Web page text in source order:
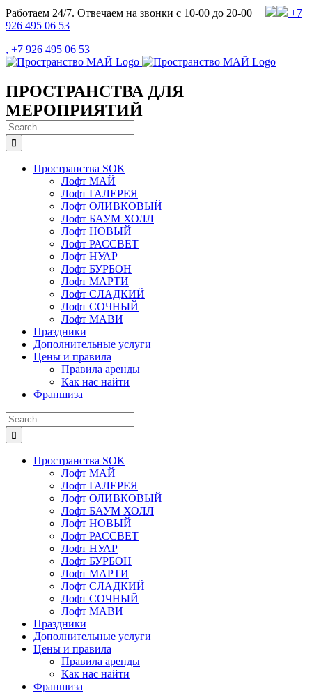
Skip
to
Работаем 24/7. Отвечаем на звонки с 10-00 до 20-00
+7
926 495 06 53
, +7 926 495 06 53
ПРОСТРАНСТВА ДЛЯ
МЕРОПРИЯТИЙ
Search
for:
Пространства SOK
Лофт МАЙ
Лофт ГАЛЕРЕЯ
Лофт ОЛИВКОВЫЙ
Лофт БАУМ ХОЛЛ
Лофт НОВЫЙ
Лофт РАССВЕТ
Лофт НУАР
Лофт БУРБОН
Лофт МАРТИ
Лофт СЛАДКИЙ
Лофт СОЧНЫЙ
Лофт МАВИ
Праздники
Дополнительные услуги
Цены и правила
Правила аренды
Как нас найти
Франшиза
Search
for:
Пространства SOK
Лофт МАЙ
Лофт ГАЛЕРЕЯ
Лофт ОЛИВКОВЫЙ
Лофт БАУМ ХОЛЛ
Лофт НОВЫЙ
Лофт РАССВЕТ
Лофт НУАР
Лофт БУРБОН
Лофт МАРТИ
Лофт СЛАДКИЙ
Лофт СОЧНЫЙ
Лофт МАВИ
Праздники
Дополнительные услуги
Цены и правила
Правила аренды
Как нас найти
Франшиза